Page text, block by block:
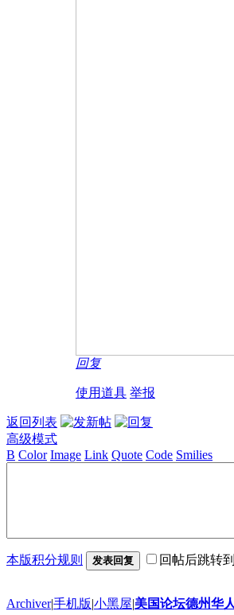
回复
使用道具 举报
返回列表
高级模式
B Color Image Link Quote Code Smilies
本版积分规则 发表回复 回帖后跳转
Archiver|手机版|小黑屋|美国论坛德州华